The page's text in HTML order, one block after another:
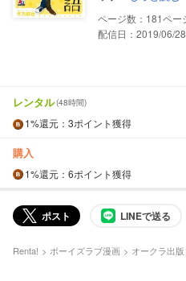
181
配信日：2019/06/28
レンタル(48時間)
1%還元 ：3ポイント獲得
購入
1%還元 ：6ポイント獲得
ポスト LINEで送る
Renta! ボーイズラブ漫画 オークラ出版